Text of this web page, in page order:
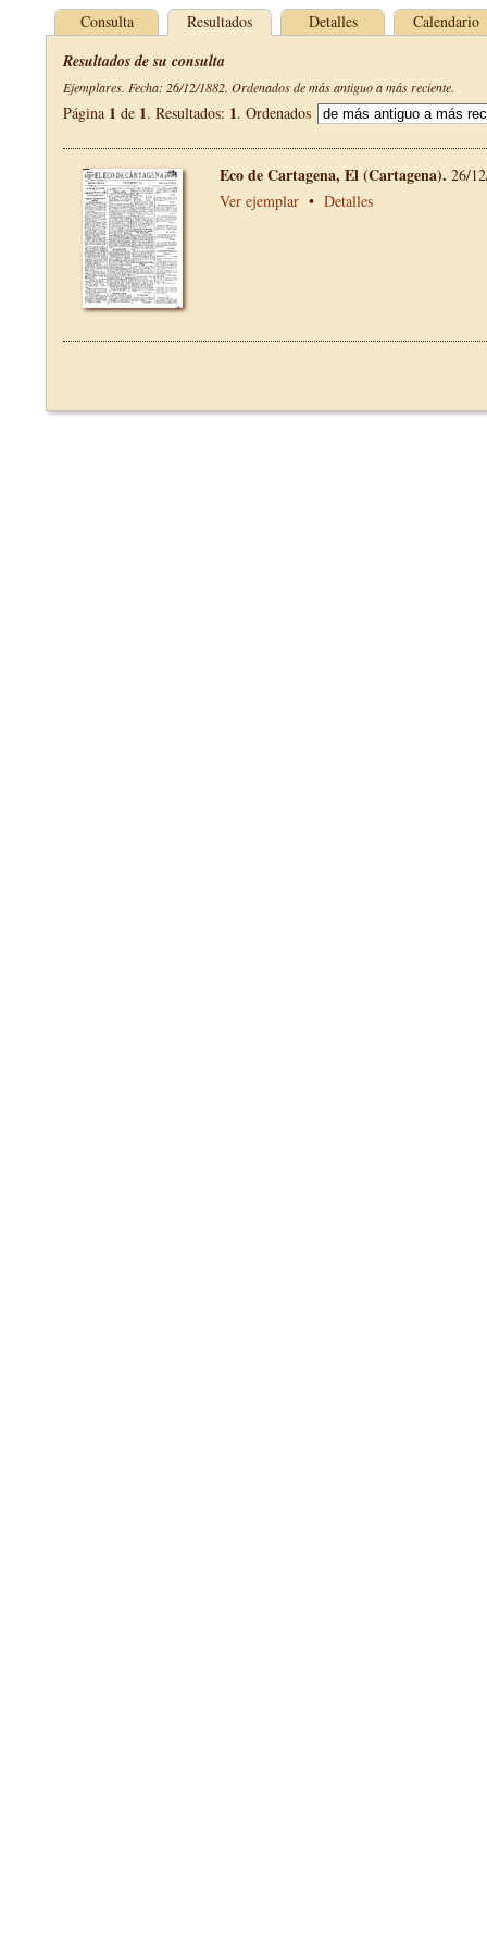
Consulta Resultados Detalles Calendario
Resultados de su consulta
Ejemplares. Fecha: 26/12/1882. Ordenados de más antiguo a más reciente.
Página 1 de 1. Resultados: 1. Ordenados
Eco de Cartagena, El (Cartagena). 26/
Ver ejemplar • Detalles